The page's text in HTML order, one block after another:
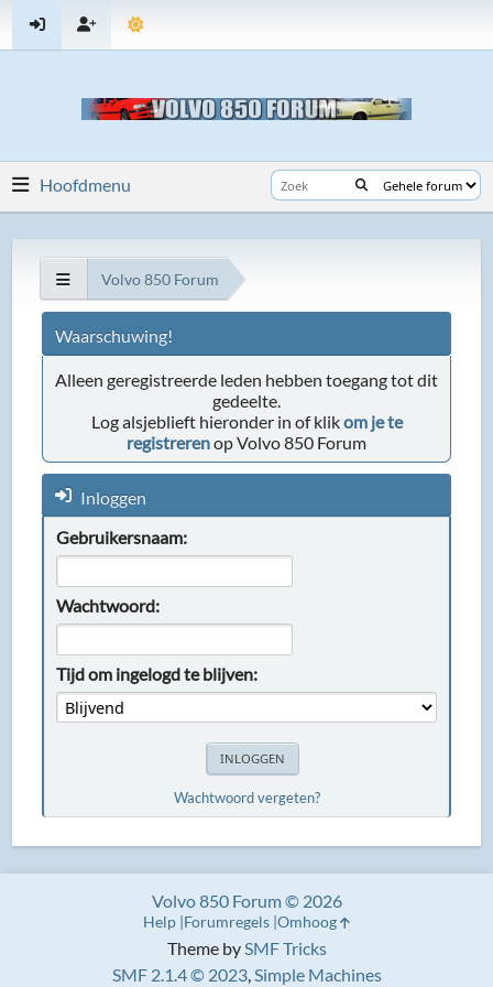
Hoofdmenu
Volvo 850 Forum
Waarschuwing!
Alleen geregistreerde leden hebben toegang tot dit
gedeelte.
Log alsjeblieft hieronder in of klikom je te
registrerenop Volvo 850 Forum
Inloggen
Gebruikersnaam:
Wachtwoord:
Tijd om ingelogd te blijven:
Wachtwoord vergeten?
Theme bySMF Tricks
SMF 2.1.4 © 2023,Simple Machines
Volvo 850 Forum © 2026
Help Forumregels Omhoog